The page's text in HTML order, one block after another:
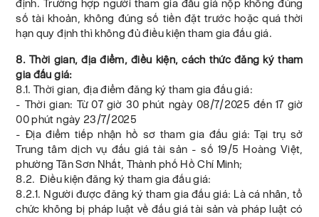
định. Trường hợp người tham gia đấu giá nộp không đúng
số tài khoản, không đúng số tiền đặt trước hoặc quá thời
hạn quy định thì không đủ điều kiện tham gia đấu giá.
8. Thời gian, địa điểm, điều kiện, cách thức đăng ký tham
gia đấu giá:
8.1. Thời gian, địa điểm đăng ký tham gia đấu giá:
- Thời gian: Từ 07 giờ 30 phút ngày 08/7/2025 đến 17 giờ
00 phút ngày 23/7/2025
- Địa điểm tiếp nhận hồ sơ tham gia đấu giá: Tại trụ sở
Trung tâm dịch vụ đấu giá tài sản - số 19/5 Hoàng Việt,
phường Tân Sơn Nhất, Thành phố Hồ Chí Minh;
8.2. Điều kiện đăng ký tham gia đấu giá:
8.2.1. Người được đăng ký tham gia đấu giá: Là cá nhân, tổ
chức không bị pháp luật về đấu giá tài sản và pháp luật có